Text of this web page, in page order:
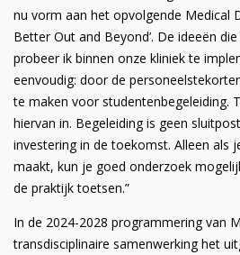
nu vorm aan het opvolgende Medical
Better Out and Beyond’. De ideeën
probeer ik binnen onze kliniek te
eenvoudig: door de
te maken voor studentenbegeleiding.
hiervan in. Begeleiding is geen
investering in de toekomst. Alleen als
maakt, kun je goed onderzoek
de praktijk toetsen.”
In de 2024-2028 programmering van
transdisciplinaire samenwerking het